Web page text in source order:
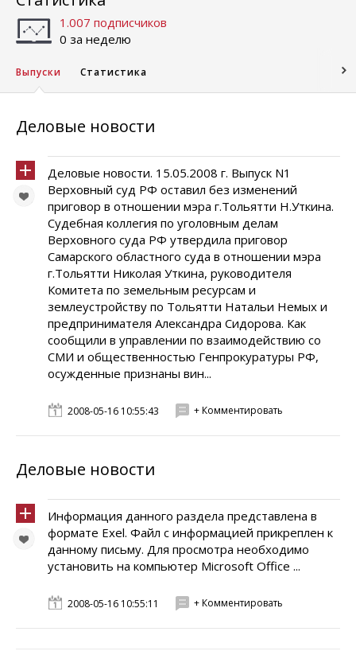
1.007 подписчиков
0 за неделю
Выпуски Статистика
Деловые новости
Деловые новости. 15.05.2008 г. Выпуск N1
Верховный суд РФ оставил без изменений
приговор в отношении мэра г.Тольятти Н.Уткина.
Судебная коллегия по уголовным делам
Верховного суда РФ утвердила приговор
Самарского областного суда в отношении мэра
г.Тольятти Николая Уткина, руководителя
Комитета по земельным ресурсам и
землеустройству по Тольятти Натальи Немых и
предпринимателя Александра Сидорова. Как
сообщили в управлении по взаимодействию со
СМИ и общественностью Генпрокуратуры РФ,
осужденные признаны вин...
2008-05-16 10:55:43 + Комментировать
Деловые новости
Информация данного раздела представлена в
формате Exel. Файл с информацией прикреплен к
данному письму. Для просмотра необходимо
установить на компьютер Microsoft Office ...
2008-05-16 10:55:11 + Комментировать